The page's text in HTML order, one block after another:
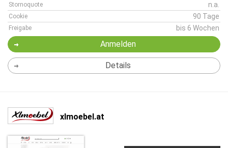
Stornoquote n.a.
Cookie 90 Tage
Freigabe bis 6 Wochen
Anmelden
Details
xlmoebel.at